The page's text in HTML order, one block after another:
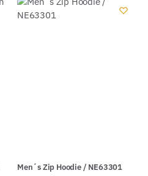
Men´s Zip Hoodie / NE63301